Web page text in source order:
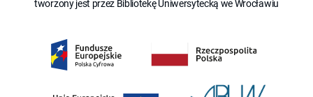
tworzony jest przez Bibliotekę Uniwersytecką we Wrocławiu